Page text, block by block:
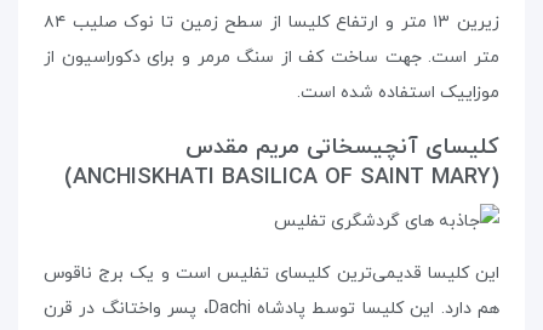
زیرین ۱۳ متر و ارتفاع کلیسا از سطح زمین تا نوک صلیب ۸۴
متر است. جهت ساخت کف از سنگ مرمر و برای دکوراسیون از
موزاییک استفاده شده است.
کلیسای آنچیسخاتی مریم مقدس
(ANCHISKHATI BASILICA OF SAINT MARY)
این کلیسا قدیمی‌ترین کلیسای تفلیس است و یک برج ناقوس
هم دارد. این کلیسا توسط پادشاه Dachi، پسر واختانگ در قرن